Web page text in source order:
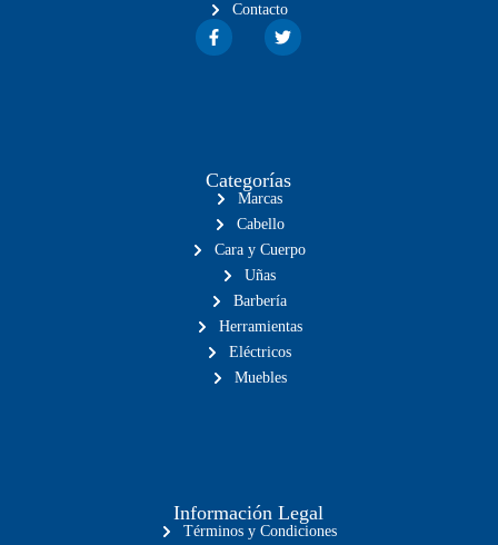
Contacto
Categorías
Marcas
Cabello
Cara y Cuerpo
Uñas
Barbería
Herramientas
Eléctricos
Muebles
Información Legal
Términos y Condiciones